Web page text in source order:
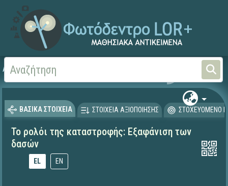
Αρχική
ΒΑΣΙΚΑ ΣΤΟΙΧΕΙΑ ΣΤΟΙΧΕΙΑ ΑΞΙΟΠΟΙΗΣΗΣ ΣΤΟΧΕΥΟΜΕΝΟ
Το ρολόι της καταστροφής: Εξαφάνιση των
δασών
EL EN